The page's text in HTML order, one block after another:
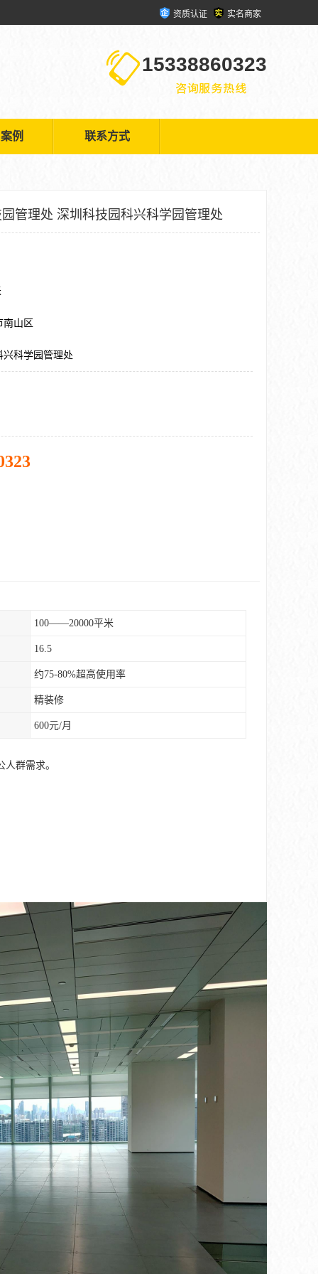
资质认证 实名商家
15338860323
例 联系方式
管理处 深圳科技园科兴科学园管理处
南山区
兴科学园管理处
100——20000平米
16.5
约75-80%超高使用率
精装修
600元/月
群需求。